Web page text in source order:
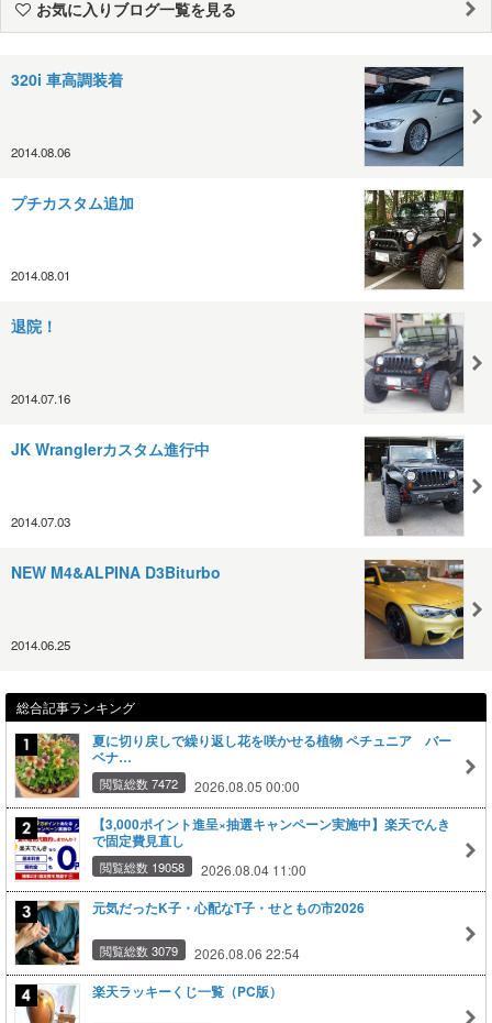
お気に入りブログ一覧を見る
320i 車高調装着
2014.08.06
プチカスタム追加
2014.08.01
退院！
2014.07.16
JK Wranglerカスタム進行中
2014.07.03
NEW M4&ALPINA D3Biturbo
2014.06.25
総合記事ランキング
夏に切り戻しで繰り返し花を咲かせる植物 ペチュニア バー
ベナ…
閲覧総数 7472 2026.08.05 00:00
【3,000ポイント進呈×抽選キャンペーン実施中】楽天でんき
で固定費見直し
閲覧総数 19058 2026.08.04 11:00
元気だったK子・心配なT子・せともの市2026
閲覧総数 3079 2026.08.06 22:54
楽天ラッキーくじ一覧（PC版）